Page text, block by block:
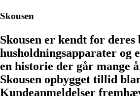
Skousen
Skousen er kendt for
husholdningsapparater og
en historie der går mange
Skousen opbygget tillid
Kundeanmeldelser